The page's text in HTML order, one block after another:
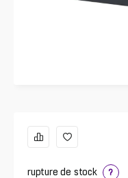
rupture de stock ?